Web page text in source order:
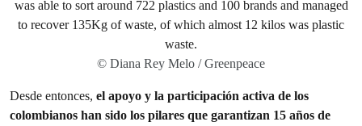
© Diana Rey Melo / Greenpeace
Desde entonces, el apoyo y la participación activa de los
colombianos han sido los pilares que garantizan 15 años de